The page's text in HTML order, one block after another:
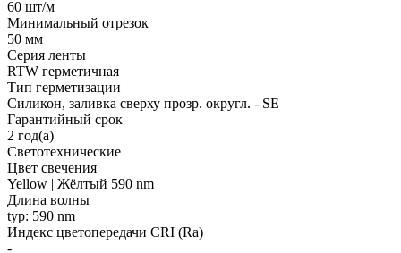
60 шт/м
Минимальный отрезок
50 мм
Серия ленты
RTW герметичная
Тип герметизации
Силикон, заливка сверху прозр. округл. - SE
Гарантийный срок
2 год(а)
Светотехнические
Цвет свечения
Yellow | Жёлтый 590 nm
Длина волны
typ: 590 nm
Индекс цветопередачи CRI (Ra)
-